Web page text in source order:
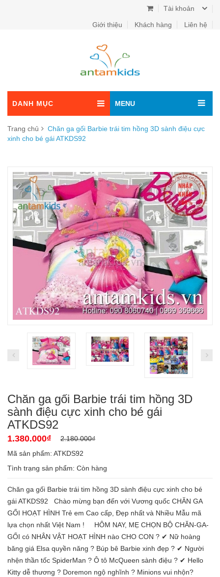
Tài khoản
Giới thiệu Khách hàng Liên hệ
DANH MỤC MENU
Trang chủ
Chăn ga gối Barbie trái tim hồng 3D sành điệu cực
xinh cho bé gái ATKDS92
Chăn ga gối Barbie trái tim hồng 3D
sành điệu cực xinh cho bé gái
ATKDS92
1.380.000₫
2.180.000₫
Mã sản phẩm: ATKDS92
Tình trạng sản phẩm: Còn hàng
Chăn ga gối Barbie trái tim hồng 3D sành điệu cực xinh cho bé
gái ATKDS92 Chào mừng bạn đến với Vương quốc CHĂN GA
GỐI HOẠT HÌNH Trẻ em Cao cấp, Đẹp nhất và Nhiều Mẫu mã
lựa chọn nhất Việt Nam ! HÔM NAY, MẸ CHỌN BỘ CHĂN-GA-
GỐI có NHÂN VẬT HOẠT HÌNH nào CHO CON ? ✔ Nữ hoàng
băng giá Elsa quyền năng ? Búp bê Barbie xinh đẹp ? ✔ Người
nhện thần tốc SpiderMan ? Ô tô McQueen sành điệu ? ✔ Hello
Kitty dễ thương ? Doremon ngộ nghĩnh ? Minions vui nhộn?